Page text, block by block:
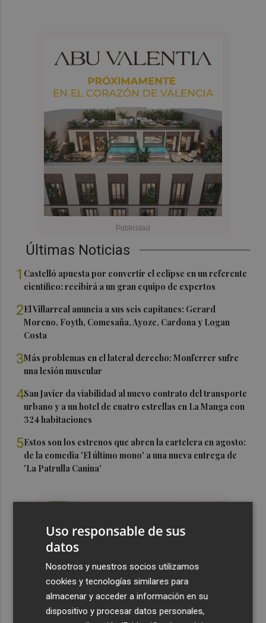
Últimas Noticias
1 Castelló apuesta por convertir el eclipse en un referente
científico: recibirá a un gran equipo de expertos
2El Villarreal anuncia a sus seis capitanes: Gerard
Moreno, Foyth, Comesaña, Ayoze, Cardona y Logan
Costa
3Más problemas en el lateral derecho: Monferrer sufre
una lesión muscular
4San Javier da viabilidad al nuevo contrato del transporte
urbano y a un hotel de cuatro estrellas en La Manga con
324 habitaciones
5Estos son los estrenos que abren la cartelera en agosto:
de la comedia 'El último mono' a una nueva entrega de
'La Patrulla Canina'
Uso responsable de sus
datos
Nosotros y nuestros socios utilizamos
cookies y tecnologías similares para
almacenar y acceder a información en su
dispositivo y procesar datos personales,